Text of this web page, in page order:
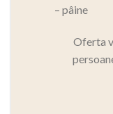
– pâine
Oferta